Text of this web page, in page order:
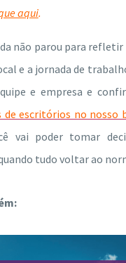
aqui.
não parou para refletir
e a jornada de
e empresa e
de escritórios no nosso
vai poder tomar
tudo voltar ao